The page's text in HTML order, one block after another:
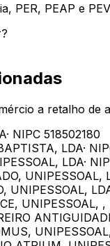
PER, PEAP e
a retalho de
· NIPC 518502180
LDA·
LDA·
UNIPESSOAL,
UNIPESSOAL,
UNIPESSOAL, ,